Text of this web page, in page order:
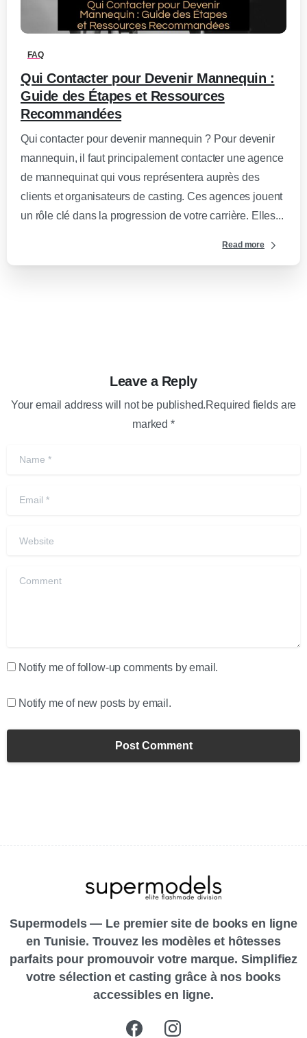
0
FAQ
Qui Contacter pour Devenir Mannequin :
Guide des Étapes et Ressources
Recommandées
Qui contacter pour devenir mannequin ? Pour devenir
mannequin, il faut principalement contacter une agence
de mannequinat qui vous représentera auprès des
clients et organisateurs de casting. Ces agences jouent
un rôle clé dans la progression de votre carrière. Elles...
Read more
Leave a Reply
Your email address will not be published.Required fields are
marked *
Name
Email
Comment
Notify me of follow-up comments by email.
Notify me of new posts by email.
Supermodels — Le premier site de books en ligne
en Tunisie. Trouvez les modèles et hôtesses
parfaits pour promouvoir votre marque. Simplifiez
votre sélection et casting grâce à nos books
accessibles en ligne.